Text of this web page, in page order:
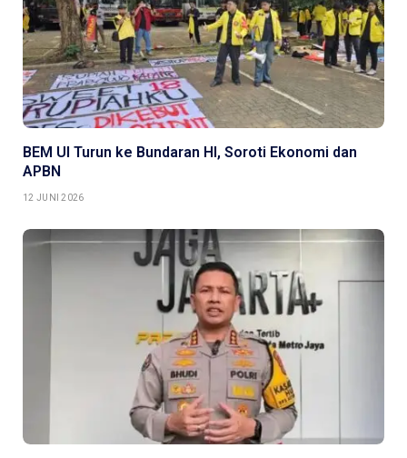
BEM UI Turun ke Bundaran HI, Soroti Ekonomi dan
APBN
12 JUNI 2026